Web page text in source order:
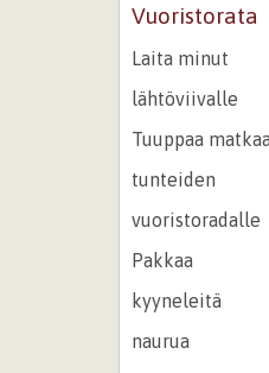
Vuoristorata
Laita minut
lähtöviivalle
Tuuppaa
tunteiden
vuoristoradalle
Pakkaa
kyyneleitä
naurua